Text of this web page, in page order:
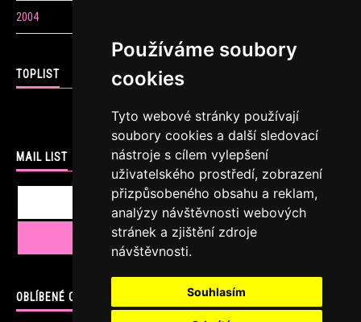
Používáme soubory
cookies
Tyto webové stránky používají
soubory cookies a další sledovací
nástroje s cílem vylepšení
uživatelského prostředí, zobrazení
přizpůsobeného obsahu a reklam,
analýzy návštěvnosti webových
stránek a zjištění zdroje
návštěvnosti.
Souhlasím
2004
TOPLIST
MAIL LIST
OBLÍBENÉ ODKAZY